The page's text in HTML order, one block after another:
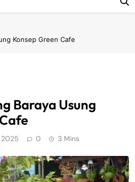
Konsep Green Cafe
Baraya Usung
2025 0 3 Mins